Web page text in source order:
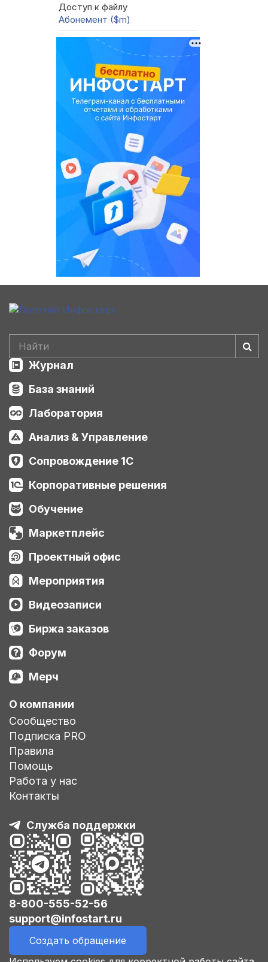
Доступ к файлу
Абонемент ($m)
Журнал
База знаний
Лаборатория
Анализ & Управление
Сопровождение 1С
Корпоративные решения
Обучение
Маркетплейс
Проектный офис
Мероприятия
Видеозаписи
Биржа заказов
Форум
Мерч
О компании
Сообщество
Подписка PRO
Правила
Помощь
Работа у нас
Контакты
Служба поддержки
8-800-555-52-56
support@infostart.ru
Создать обращение